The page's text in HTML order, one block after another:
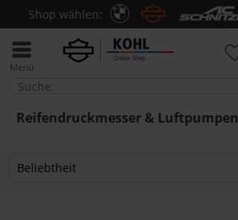
Shop wählen:
Menü
Reifendruckmesser & Luftpumpen
Reifendruckmesser & Luftpumpen